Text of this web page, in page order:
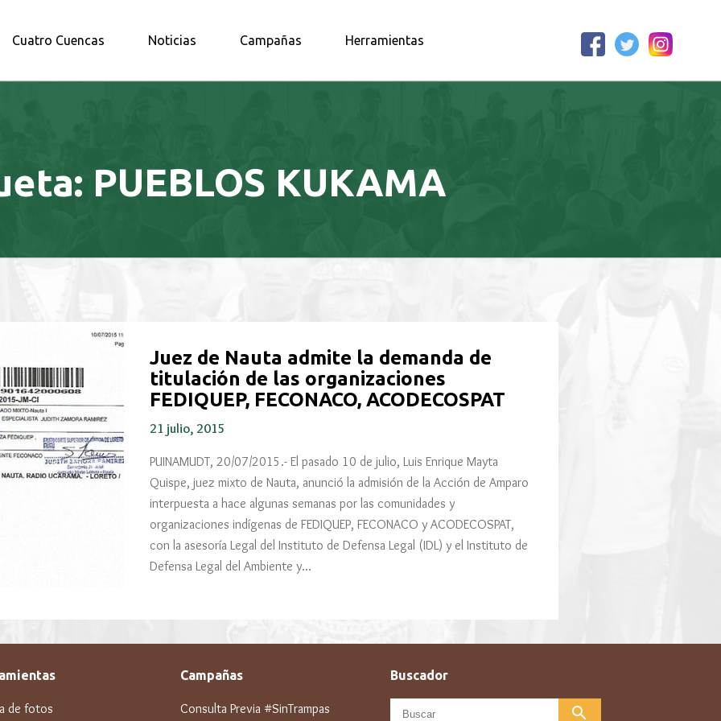
AMAZONÍA NORTE
Cuatro Cuencas Noticias Campañas Herramientas
PUEBLOS KUKAMA
Juez de Nauta admite la demanda de
titulación de las organizaciones
FEDIQUEP, FECONACO, ACODECOSPAT
21 julio, 2015
PUINAMUDT, 20/07/2015.- El pasado 10 de julio, Luis Enrique Mayta
Quispe, juez mixto de Nauta, anunció la admisión de la Acción de Amparo
interpuesta a hace algunas semanas por las comunidades y
organizaciones indígenas de FEDIQUEP, FECONACO y ACODECOSPAT,
con la asesoría Legal del Instituto de Defensa Legal (IDL) y el Instituto de
Defensa Legal del Ambiente y…
de fotos
Campañas
Consulta Previa #SinTrampas
Buscador
search